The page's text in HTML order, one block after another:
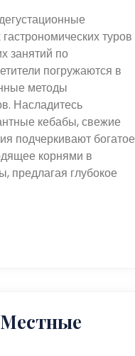
туров
занятий по
погружаются в
методы
Насладитесь
кебабы, свежие
подчеркивают богатое
корнями в
предлагая глубокое